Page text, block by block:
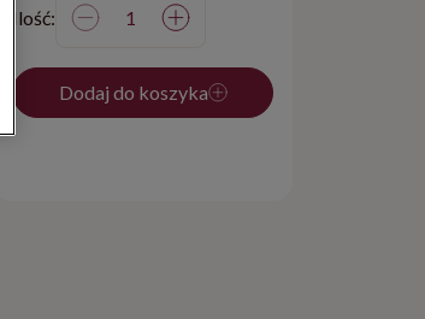
Ilość:
Dodaj do koszyka